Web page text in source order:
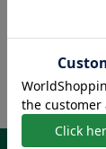
ールリラック
¥2,564 [37％
Afternoon Tea >